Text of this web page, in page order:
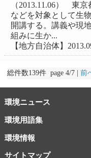
（2013.11.06） 東
などを対象として生
開講する。講義や現
組みに生か...
【地方自治体】
総件数139件 page 4/7 | 前
環境ニュース
環境用語集
環境情報
サイトマップ